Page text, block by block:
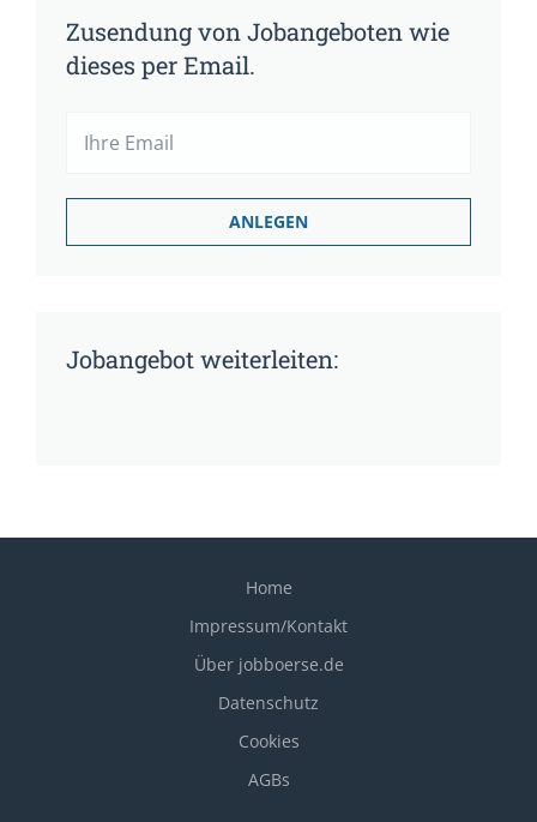
Zusendung von Jobangeboten wie
dieses per Email.
Jobangebot weiterleiten:
Home
Impressum/Kontakt
Über jobboerse.de
Datenschutz
Cookies
AGBs